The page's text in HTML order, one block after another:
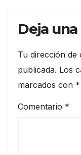
Deja
Tu dirección
publicada. Los
marcados con *
Comentario *